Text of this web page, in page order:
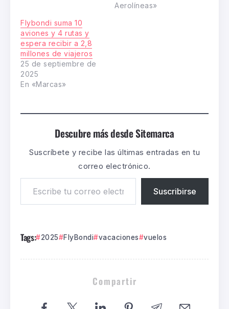
Aerolíneas»
Flybondi suma 10
aviones y 4 rutas y
espera recibir a 2,8
millones de viajeros
25 de septiembre de
2025
En «Marcas»
Descubre más desde Sitemarca
Suscríbete y recibe las últimas entradas en tu
correo electrónico.
Suscribirse
Tags: 2025 FlyBondi vacaciones vuelos
Compartir